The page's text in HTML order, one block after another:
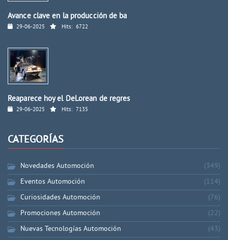
Avance clave en la producción de ba
29-06-2025 Hits: 6722
Reaparece hoy el DeLorean de regres
29-06-2025 Hits: 7135
CATEGORÍAS
Novedades Automoción
(349)
Eventos Automoción
(114)
Curiosidades Automoción
(76)
Promociones Automoción
(22)
Nuevas Tecnologías Automoción
(43)